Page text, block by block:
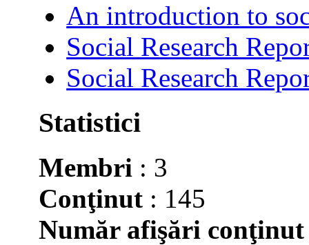
An introduction to
Social Research
Social Research
Statistici
Membri : 3
Conţinut : 145
Număr afişări conţinut